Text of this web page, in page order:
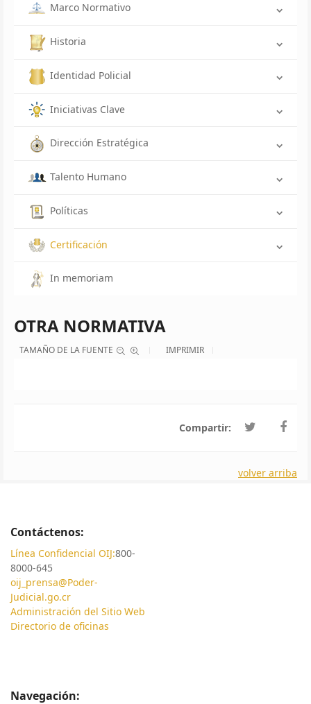
Marco Normativo
Historia
Identidad Policial
Iniciativas Clave
Dirección Estratégica
Talento Humano
Políticas
Certificación
In memoriam
OTRA NORMATIVA
TAMAÑO DE LA FUENTE IMPRIMIR
Compartir:
volver arriba
Contáctenos:
Línea Confidencial OIJ:800-
8000-645
oij_prensa@Poder-
Judicial.go.cr
Administración del Sitio Web
Directorio de oficinas
Navegación: